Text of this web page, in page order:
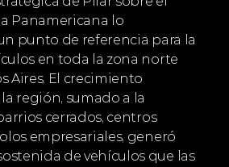
Panamericana lo
punto de referencia para la
en toda la zona norte
Aires. El crecimiento
región, sumado a la
cerrados, centros
empresariales, generó
de vehículos que las